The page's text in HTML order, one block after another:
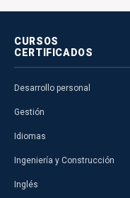
CURSOS
CERTIFICADOS
Desarrollo personal
Gestión
Idiomas
Ingeniería y Construcción
Inglés